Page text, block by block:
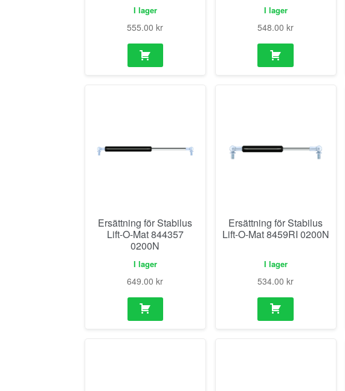
I lager
555.00kr
I lager
548.00kr
Ersättning för Stabilus
Lift-O-Mat 844357
0200N
I lager
649.00kr
Ersättning för Stabilus
Lift-O-Mat 8459RI 0200N
I lager
534.00kr